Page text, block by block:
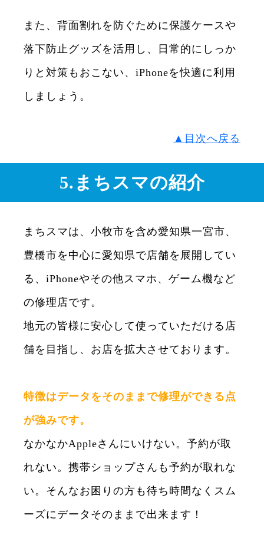
また、背面割れを防ぐために保護ケースや
落下防止グッズを活用し、日常的にしっか
りと対策もおこない、iPhoneを快適に利用
しましょう。
▲目次へ戻る
5.まちスマの紹介
まちスマは、小牧市を含め愛知県一宮市、
豊橋市を中心に愛知県で店舗を展開してい
る、iPhoneやその他スマホ、ゲーム機など
の修理店です。
地元の皆様に安心して使っていただける店
舗を目指し、お店を拡大させております。
特徴はデータをそのままで修理ができる点
が強みです。
なかなかAppleさんにいけない。予約が取
れない。携帯ショップさんも予約が取れな
い。そんなお困りの方も待ち時間なくスム
ーズにデータそのままで出来ます！